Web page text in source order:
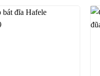
1.750.000₫.